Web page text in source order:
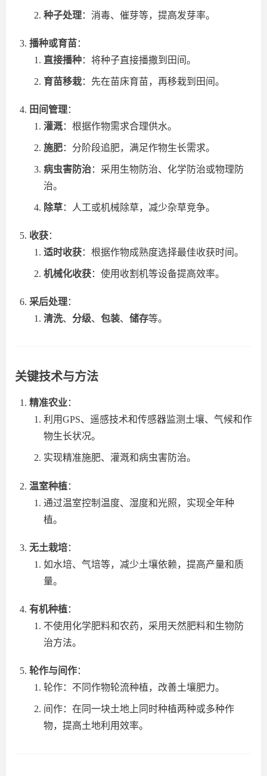
种子处理：消毒、催芽等，提高发芽率。
播种或育苗：
直接播种：将种子直接播撒到田间。
育苗移栽：先在苗床育苗，再移栽到田间。
田间管理：
灌溉：根据作物需求合理供水。
施肥：分阶段追肥，满足作物生长需求。
病虫害防治：采用生物防治、化学防治或物理防
治。
除草：人工或机械除草，减少杂草竞争。
收获：
适时收获：根据作物成熟度选择最佳收获时间。
机械化收获：使用收割机等设备提高效率。
采后处理：
清洗、 分级、 包装、 储存等。
关键技术与方法
精准农业：
利用GPS、遥感技术和传感器监测土壤、气候和作
物生长状况。
实现精准施肥、灌溉和病虫害防治。
温室种植：
通过温室控制温度、湿度和光照，实现全年种
植。
无土栽培：
如水培、气培等，减少土壤依赖，提高产量和质
量。
有机种植：
不使用化学肥料和农药，采用天然肥料和生物防
治方法。
轮作与间作：
轮作：不同作物轮流种植，改善土壤肥力。
间作：在同一块土地上同时种植两种或多种作
物，提高土地利用效率。